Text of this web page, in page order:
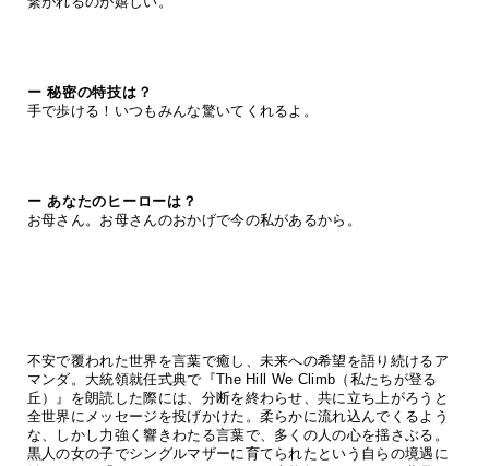
ー 秘密の特技は？
手で歩ける！いつもみんな驚いてくれるよ。
ー あなたのヒーローは？
お母さん。お母さんのおかげで今の私があるから。
不安で覆われた世界を言葉で癒し、未来への希望を語り続けるア
マンダ。大統領就任式典で『The Hill We Climb（私たちが登る
丘）』を朗読した際には、分断を終わらせ、共に立ち上がろうと
全世界にメッセージを投げかけた。柔らかに流れ込んでくるよう
な、しかし力強く響きわたる言葉で、多くの人の心を揺さぶる。
黒人の女の子でシングルマザーに育てられたという自らの境遇に